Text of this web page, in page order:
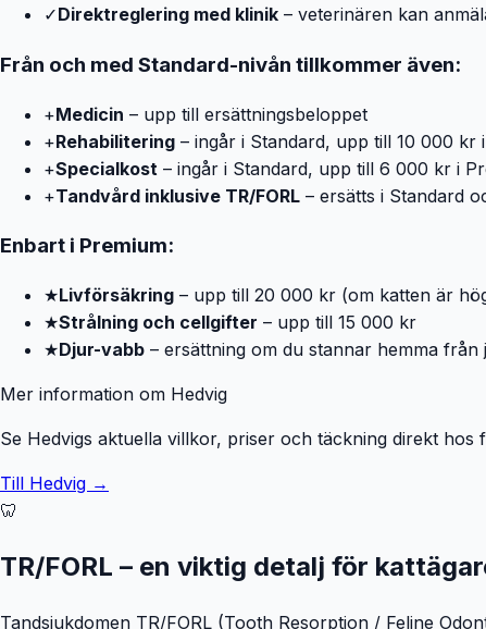
✓Direktreglering med klinik – veterinären kan
Från och med Standard-nivån tillkommer även:
+Medicin – upp till ersättningsbeloppet
+Rehabilitering – ingår i Standard, upp till 10 000 kr
+Specialkost – ingår i Standard, upp till 6 000 kr i
+Tandvård inklusive TR/FORL – ersätts i Standard
Enbart i Premium:
★Livförsäkring – upp till 20 000 kr (om katten är
★Strålning och cellgifter – upp till 15 000 kr
★Djur-vabb – ersättning om du stannar hemma
Mer information om Hedvig
Se Hedvigs aktuella villkor, priser och täckning direkt hos
Till Hedvig →
🦷
TR/FORL – en viktig detalj för
Tandsjukdomen TR/FORL (Tooth Resorption / Feline